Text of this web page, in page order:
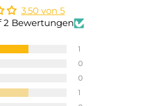
3.50 von 5
2 Bewertungen
1
0
0
1